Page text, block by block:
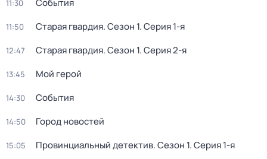
11:30 События
11:50 Старая гвардия. Сезон 1. Серия 1-я
12:47 Старая гвардия. Сезон 1. Серия 2-я
13:45 Мой герой
14:30 События
14:50 Город новостей
15:05 Провинциальный детектив. Сезон 1. Серия 1-я